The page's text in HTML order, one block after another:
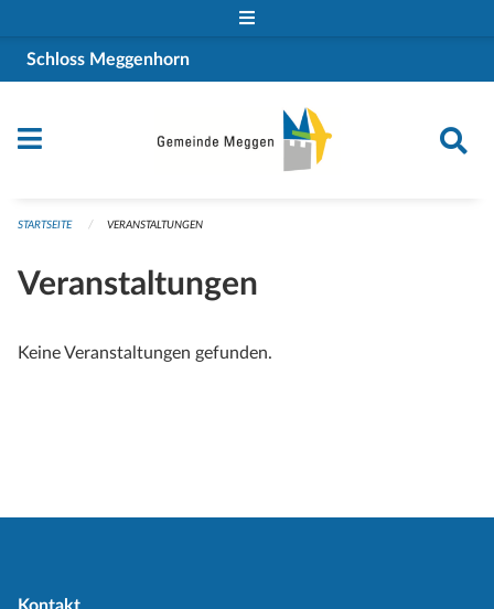
Schloss Meggenhorn
STARTSEITE VERANSTALTUNGEN
Veranstaltungen
Keine Veranstaltungen gefunden.